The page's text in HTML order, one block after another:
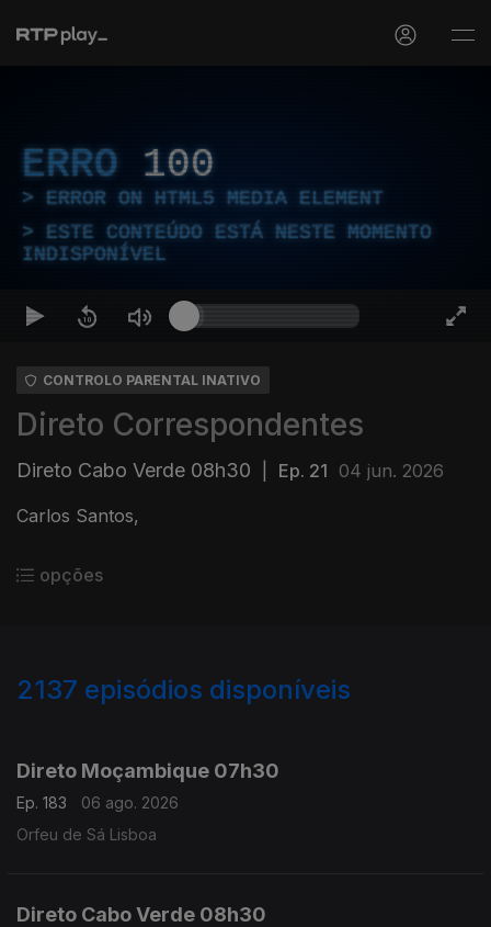
ERRO 100
ERROR ON HTML5 MEDIA ELEMENT
ESTE CONTEÚDO ESTÁ NESTE MOMENTO
INDISPONÍVEL
CONTROLO PARENTAL INATIVO
Direto Correspondentes
Direto Cabo Verde 08h30 Ep. 21 04 jun. 2026
Carlos Santos,
opções
2137 episódios disponíveis
Direto Moçambique 07h30
Ep. 183
06 ago. 2026
Orfeu de Sá Lisboa
Direto Cabo Verde 08h30